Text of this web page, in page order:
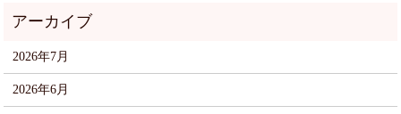
2026年7月
2026年6月